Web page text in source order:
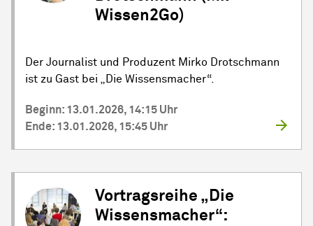
Wissen2Go)
Der Journalist und Produzent Mirko Drotschmann
ist zu Gast bei „Die Wissensmacher“.
Beginn: 13.01.2026, 14:15 Uhr
Ende: 13.01.2026, 15:45 Uhr
Vortragsreihe „Die
Wissensmacher“: